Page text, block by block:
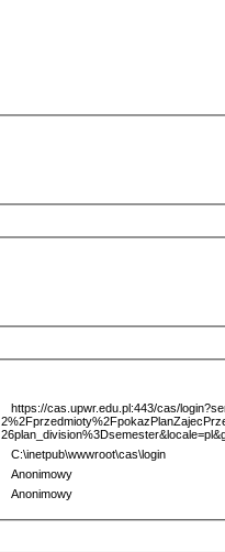
https://cas.upwr.edu.pl:443/cas/
C:\inetpub\wwwroot\cas\login
Anonimowy
Anonimowy